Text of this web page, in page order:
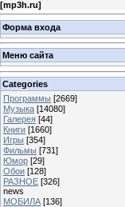
[mp3h.ru]
Форма входа
Меню сайта
Categories
Программы [2669]
Музыка [14080]
Галерея [44]
Книги [1660]
Игры [354]
Фильмы [731]
Юмор [29]
Обои [128]
РАЗНОЕ [326]
news
МОБИЛА [136]